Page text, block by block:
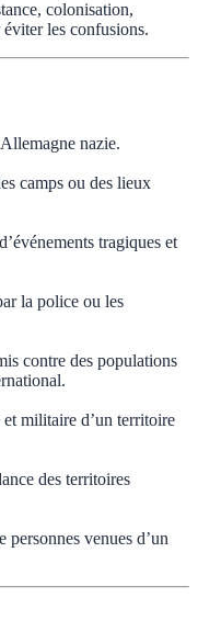
colonisation,
les confusions.
nazie.
camps ou des lieux
tragiques et
la police ou les
contre des populations
militaire d’un territoire
des territoires
venues d’un